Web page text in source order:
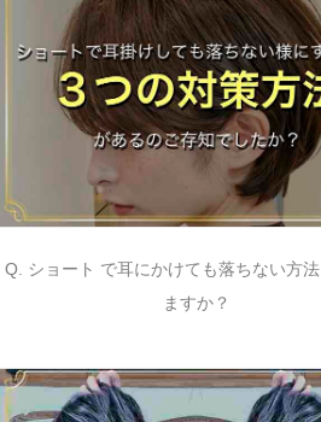
Q. ショート で耳にかけても落ちない方
ますか？